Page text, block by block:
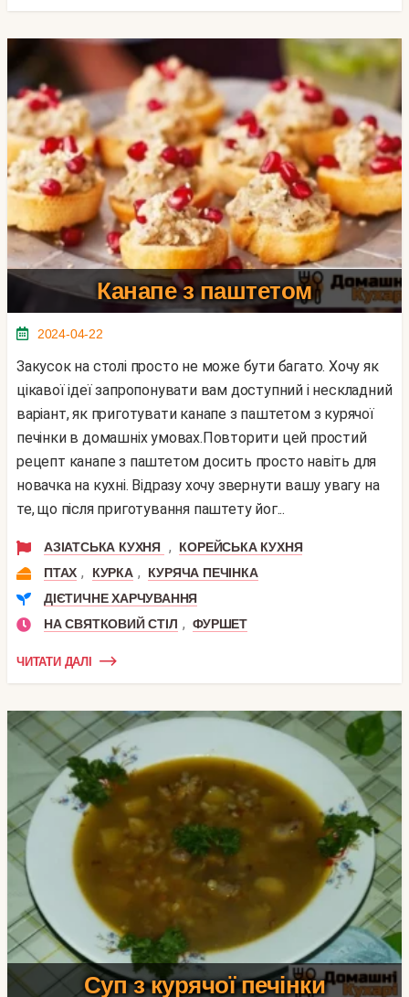
Канапе з паштетом
2024-04-22
Закусок на столі просто не може бути багато. Хочу як
цікавої ідеї запропонувати вам доступний і нескладний
варіант, як приготувати канапе з паштетом з курячої
печінки в домашніх умовах.Повторити цей простий
рецепт канапе з паштетом досить просто навіть для
новачка на кухні. Відразу хочу звернути вашу увагу на
те, що після приготування паштету йог...
АЗІАТСЬКА КУХНЯ ,
КОРЕЙСЬКА КУХНЯ
ПТАХ , КУРКА ,
КУРЯЧА ПЕЧІНКА
ДІЄТИЧНЕ ХАРЧУВАННЯ
НА СВЯТКОВИЙ СТІЛ , ФУРШЕТ
ЧИТАТИ ДАЛІ
Суп з курячої печінки